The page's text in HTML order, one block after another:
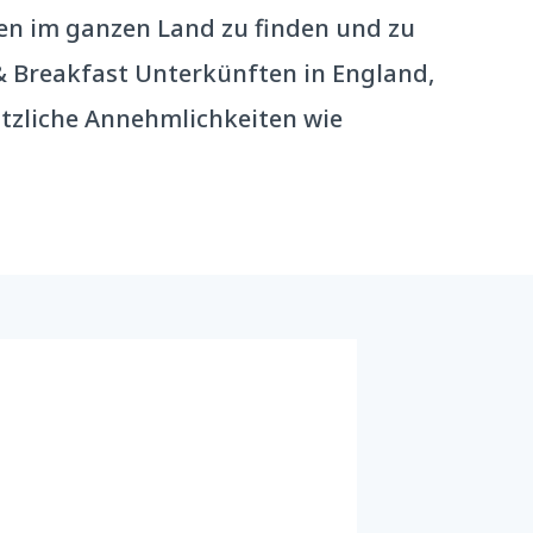
im ganzen Land zu finden und zu
Breakfast Unterkünften in England,
Annehmlichkeiten wie